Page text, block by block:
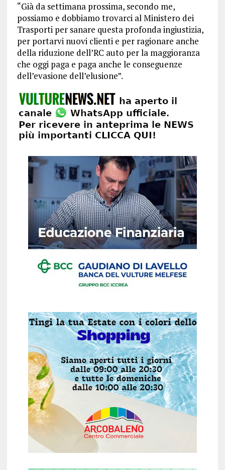
“Già da settimana prossima, secondo me,
possiamo e dobbiamo trovarci al Ministero dei
Trasporti per sanare questa profonda ingiustizia,
per portarvi nuovi clienti e per ragionare anche
della riduzione dell’RC auto per la maggioranza
che oggi paga e paga anche le conseguenze
dell’evasione dell’elusione”.